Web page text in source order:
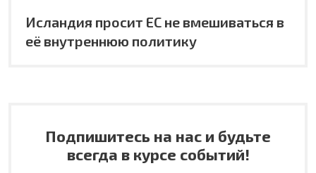
Исландия просит ЕС не вмешиваться в
её внутреннюю политику
Подпишитесь на нас и будьте
всегда в курсе событий!